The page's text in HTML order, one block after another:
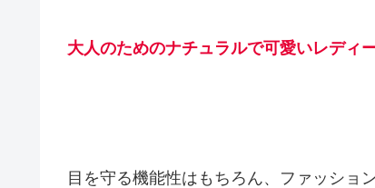
大人のためのナチュラルで可愛いレディ
目を守る機能性はもちろん、ファッショ